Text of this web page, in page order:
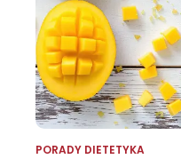
PORADY DIETETYKA